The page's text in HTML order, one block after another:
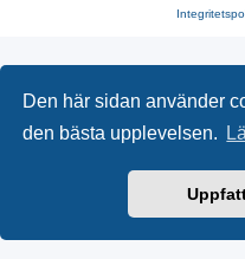
Den här sidan använder
den bästa upplevelsen.